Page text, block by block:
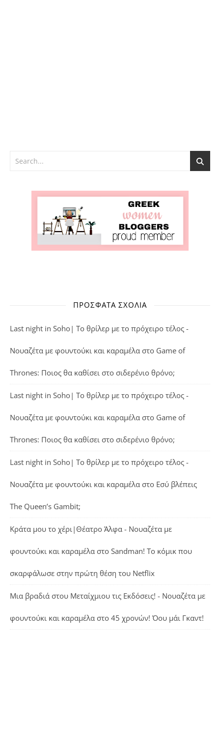
ΠΡΌΣΦΑΤΑ ΣΧΌΛΙΑ
Last night in Soho| Το θρίλερ με το πρόχειρο τέλος -
Νουαζέτα με φουντούκι και καραμέλα στο Game of
Thrones: Ποιος θα καθίσει στο σιδερένιο θρόνο;
Last night in Soho| Το θρίλερ με το πρόχειρο τέλος -
Νουαζέτα με φουντούκι και καραμέλα στο Game of
Thrones: Ποιος θα καθίσει στο σιδερένιο θρόνο;
Last night in Soho| Το θρίλερ με το πρόχειρο τέλος -
Νουαζέτα με φουντούκι και καραμέλα στο Εσύ βλέπεις
The Queen’s Gambit;
Κράτα μου το χέρι|Θέατρο Άλφα - Νουαζέτα με
φουντούκι και καραμέλα στο Sandman! Το κόμικ που
σκαρφάλωσε στην πρώτη θέση του Netflix
Μια βραδιά στου Μεταίχμιου τις Εκδόσεις! - Νουαζέτα με
φουντούκι και καραμέλα στο 45 χρονών! Όου μάι Γκαντ!